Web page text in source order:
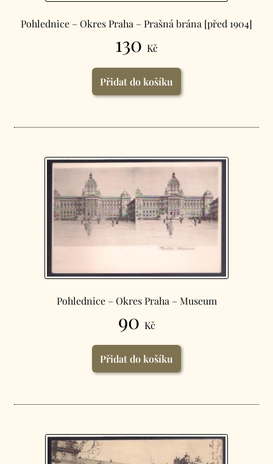
Pohlednice – Okres Praha – Prašná brána [před 1904]
130 Kč
Přidat do košíku
Pohlednice – Okres Praha – Museum
90 Kč
Přidat do košíku